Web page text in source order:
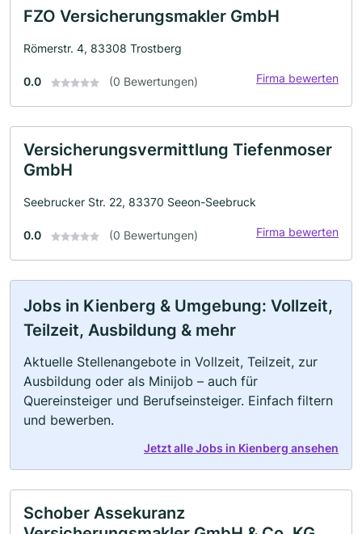
FZO Versicherungsmakler GmbH
Römerstr. 4, 83308 Trostberg
0.0 (0 Bewertungen) Firma bewerten
Versicherungsvermittlung Tiefenmoser
GmbH
Seebrucker Str. 22, 83370 Seeon-Seebruck
0.0 (0 Bewertungen) Firma bewerten
Jobs in Kienberg & Umgebung: Vollzeit,
Teilzeit, Ausbildung & mehr
Aktuelle Stellenangebote in Vollzeit, Teilzeit, zur
Ausbildung oder als Minijob – auch für
Quereinsteiger und Berufseinsteiger. Einfach filtern
und bewerben.
Jetzt alle Jobs in Kienberg ansehen
Schober Assekuranz